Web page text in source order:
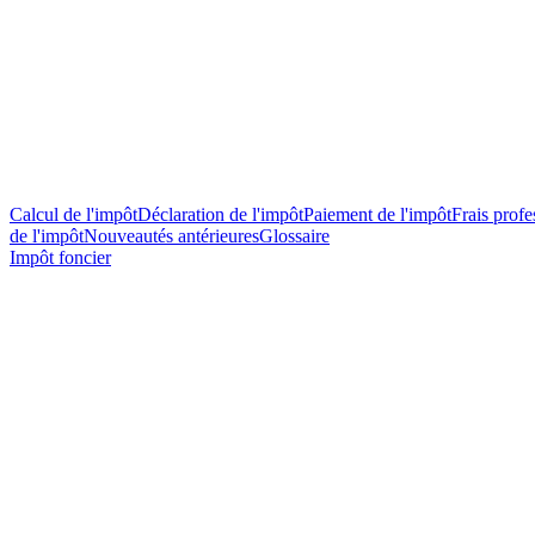
Calcul de l'impôtDéclaration de l'impôtPaiement de l'impôtFrais
de l'impôtNouveautés antérieuresGlossaire
Impôt foncier